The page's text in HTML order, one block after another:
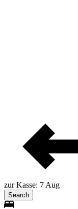
zur Kasse: 7 Aug
Search